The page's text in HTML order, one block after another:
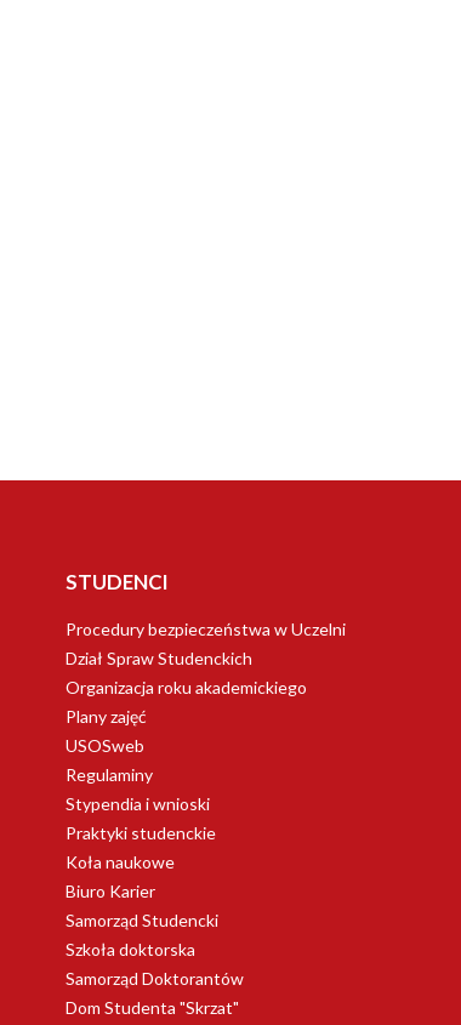
STUDENCI
Procedury bezpieczeństwa w Uczelni
Dział Spraw Studenckich
Organizacja roku akademickiego
Plany zajęć
USOSweb
Regulaminy
Stypendia i wnioski
Praktyki studenckie
Koła naukowe
Biuro Karier
Samorząd Studencki
Szkoła doktorska
Samorząd Doktorantów
Dom Studenta "Skrzat"